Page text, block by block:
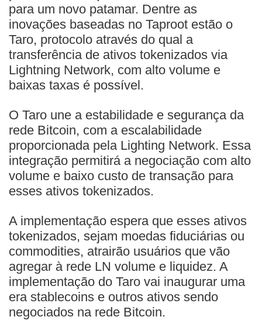
para um novo patamar. Dentre as
inovações baseadas no Taproot estão o
Taro, protocolo através do qual a
transferência de ativos tokenizados via
Lightning Network, com alto volume e
baixas taxas é possível.
O Taro une a estabilidade e segurança da
rede Bitcoin, com a escalabilidade
proporcionada pela Lighting Network. Essa
integração permitirá a negociação com alto
volume e baixo custo de transação para
esses ativos tokenizados.
A implementação espera que esses ativos
tokenizados, sejam moedas fiduciárias ou
commodities, atrairão usuários que vão
agregar à rede LN volume e liquidez. A
implementação do Taro vai inaugurar uma
era stablecoins e outros ativos sendo
negociados na rede Bitcoin.